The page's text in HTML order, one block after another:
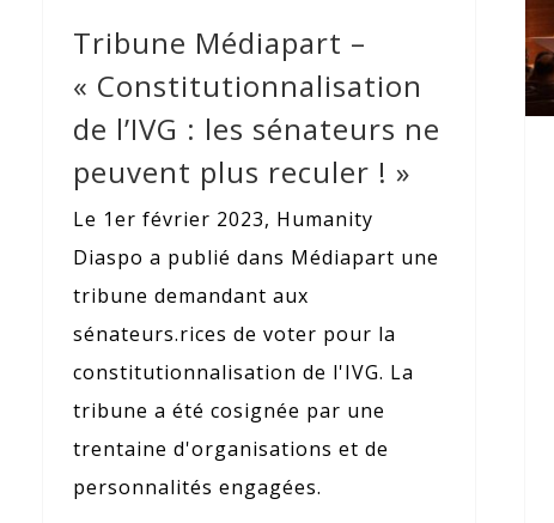
Tribune Médiapart –
« Constitutionnalisation
de l’IVG : les sénateurs ne
peuvent plus reculer ! »
Le 1er février 2023, Humanity
Diaspo a publié dans Médiapart une
tribune demandant aux
sénateurs.rices de voter pour la
constitutionnalisation de l'IVG. La
tribune a été cosignée par une
trentaine d'organisations et de
personnalités engagées.